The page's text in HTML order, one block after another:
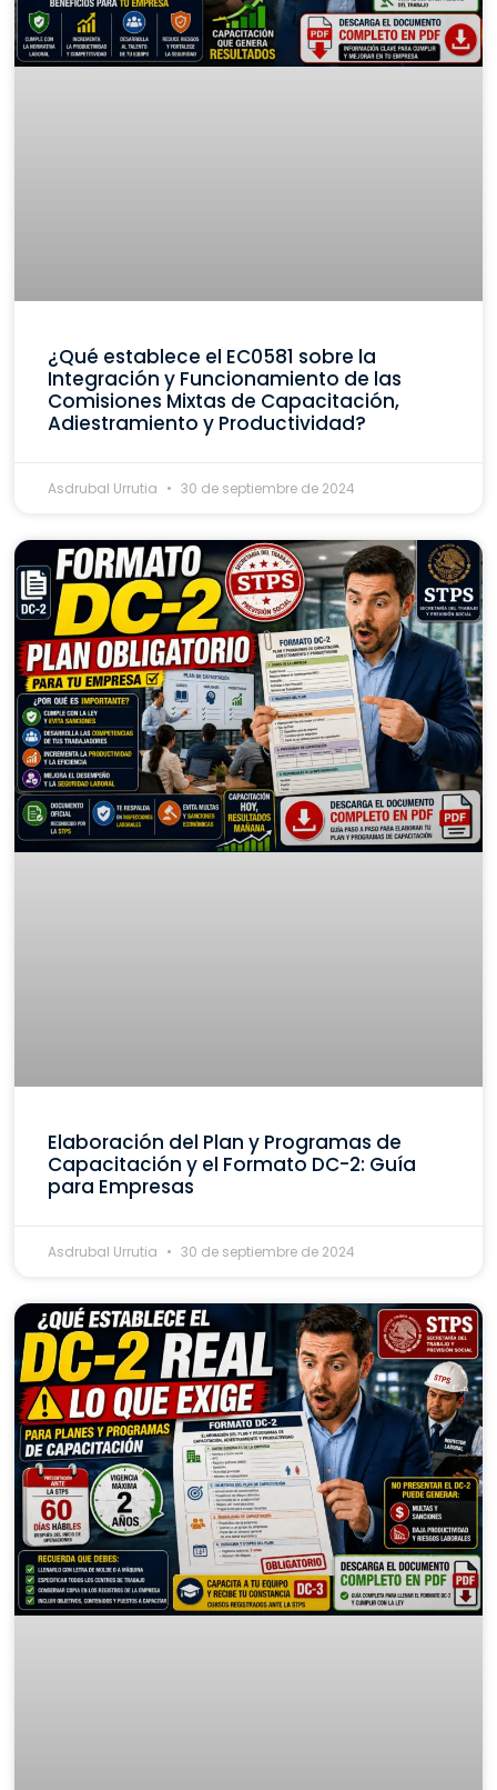
¿Qué establece el EC0581 sobre la
Integración y Funcionamiento de las
Comisiones Mixtas de Capacitación,
Adiestramiento y Productividad?
Asdrubal Urrutia 30 de septiembre de 2024
Elaboración del Plan y Programas de
Capacitación y el Formato DC-2: Guía
para Empresas
Asdrubal Urrutia 30 de septiembre de 2024